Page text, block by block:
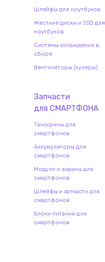
Шлейфы для ноутбуков
Жесткие диски и SSD для
ноутбуков
Системы охлаждения в
сборе
Вентиляторы (кулеры)
Запчасти
для СМАРТФОНА
Тачскрины для
смартфонов
Аккумуляторы для
смартфонов
Модули и экраны для
смартфонов
Шлейфы и запчасти для
смартфонов
Блоки питания для
смартфонов